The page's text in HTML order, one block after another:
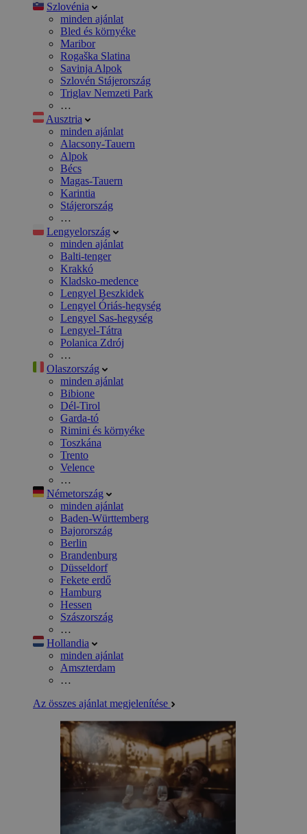
Szlovénia
minden ajánlat
Bled és környéke
Maribor
Rogaška Slatina
Savinja Alpok
Szlovén Stájerország
Triglav Nemzeti Park
…
Ausztria
minden ajánlat
Alacsony-Tauern
Alpok
Bécs
Magas-Tauern
Karintia
Stájerország
…
Lengyelország
minden ajánlat
Balti-tenger
Krakkó
Kladsko-medence
Lengyel Beszkidek
Lengyel Óriás-hegység
Lengyel Sas-hegység
Lengyel-Tátra
Polanica Zdrój
…
Olaszország
minden ajánlat
Bibione
Dél-Tirol
Garda-tó
Rimini és környéke
Toszkána
Trento
Velence
…
Németország
minden ajánlat
Baden-Württemberg
Bajorország
Berlin
Brandenburg
Düsseldorf
Fekete erdő
Hamburg
Hessen
Szászország
…
Hollandia
minden ajánlat
Amszterdam
…
Az összes ajánlat megjelenítése